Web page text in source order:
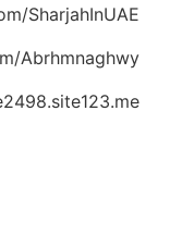
SharjahInUAE
Abrhmnaghwy